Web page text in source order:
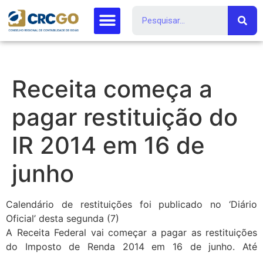
Receita começa a
pagar restituição do
IR 2014 em 16 de
junho
Calendário de restituições foi publicado no ‘Diário
Oficial’ desta segunda (7)
A Receita Federal vai começar a pagar as restituições
do Imposto de Renda 2014 em 16 de junho. Até